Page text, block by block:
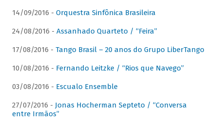
14/09/2016 - Orquestra Sinfônica Brasileira
24/08/2016 - Assanhado Quarteto / “Feira”
17/08/2016 - Tango Brasil – 20 anos do Grupo LiberTango
10/08/2016 - Fernando Leitzke / “Rios que Navego”
03/08/2016 - Escualo Ensemble
27/07/2016 - Jonas Hocherman Septeto / “Conversa
entre Irmãos”